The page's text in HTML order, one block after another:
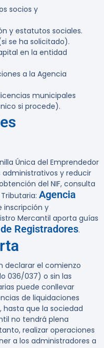
socios y
y estatutos sociales.
se ha solicitado).
en la entidad
a la Agencia
municipales
si procede).
Única del Emprendedor
y reducir
del NIF, consulta
Agencia
inscripción y
Mercantil aporta guías
Registradores.
declarar el comienzo
036/037) o sin las
puede conllevar
de liquidaciones
hasta que la sociedad
no tendrá plena
realizar operaciones
a los administradores a